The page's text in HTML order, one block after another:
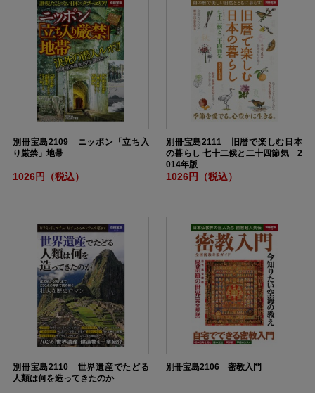
別冊宝島2109 ニッポン「立ち入
り厳禁」地帯
1026円（税込）
別冊宝島2111 旧暦で楽しむ日本
の暮らし 七十二候と二十四節気 2
014年版
1026円（税込）
別冊宝島2110 世界遺産でたどる
人類は何を造ってきたのか
別冊宝島2106 密教入門